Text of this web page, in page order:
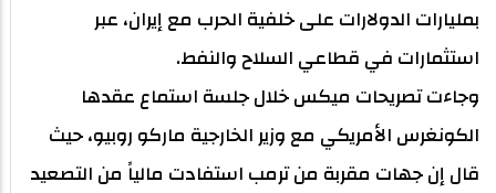
بمليارات الدولارات على خلفية الحرب مع إيران، عبر
استثمارات في قطاعي السلاح والنفط.
وجاءت تصريحات ميكس خلال جلسة استماع عقدها
الكونغرس الأمريكي مع وزير الخارجية ماركو روبيو، حيث
قال إن جهات مقربة من ترمب استفادت مالياً من التصعيد